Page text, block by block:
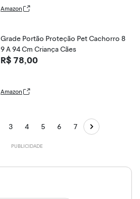
Amazon
Grade Portão Proteção Pet Cachorro 8
9 A 94 Cm Criança Cães
R$ 78,00
Amazon
3 4 5 6 7